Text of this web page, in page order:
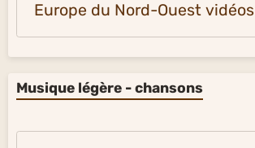
Europe du Nord-Ouest vidéos
Musique légère - chansons